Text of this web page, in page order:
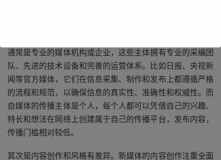
通常是专业的媒体机构或企业，这些主体拥有专业的采编团
队、先进的技术设备和完善的运营体系。比如日报、央视新
闻等官方媒体，它们在信息采集、制作和发布上都遵循严格
的流程和规范，以确保信息的真实性、准确性和权威性。而
自媒体的传播主体是个人，每个人都可以凭借自己的兴趣、
特长和想法在网络上创建属于自己的传播平台，发布内容，
传播门槛相对较低。
其次是内容创作和风格有差异。新媒体的内容创作注重全面